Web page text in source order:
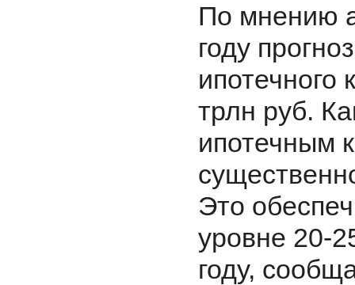
По мнению
году
ипотечного
трлн руб.
ипотечным
Это
уровне 20-
году,